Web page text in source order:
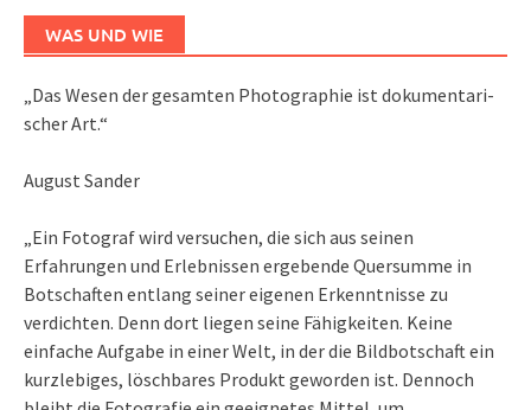
WAS UND WIE
„Das We­sen der ge­sam­ten Pho­to­gra­phie ist do­ku­men­ta­ri­
scher Art.“
August Sander
„Ein Fotograf wird versuchen, die sich aus seinen
Erfahrungen und Erlebnissen ergebende Quersumme in
Botschaften entlang seiner eigenen Erkenntnisse zu
verdichten. Denn dort liegen seine Fähigkeiten. Keine
einfache Aufgabe in einer Welt, in der die Bildbotschaft ein
kurzlebiges, löschbares Produkt geworden ist. Dennoch